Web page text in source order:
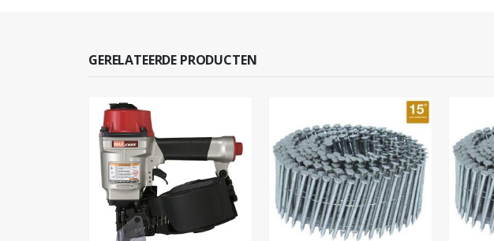
GERELATEERDE PRODUCTEN